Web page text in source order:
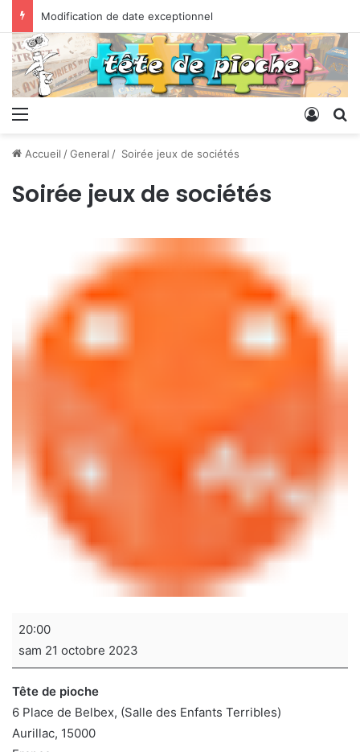
Modification de date exceptionnel
Menu
Accueil /General / Soirée jeux de sociétés
Soirée jeux de sociétés
Soirée
de
sociétés
20:00
sam 21 octobre 2023
Tête de pioche
6 Place de Belbex (Salle des Enfants Terribles)
Aurillac, 15000